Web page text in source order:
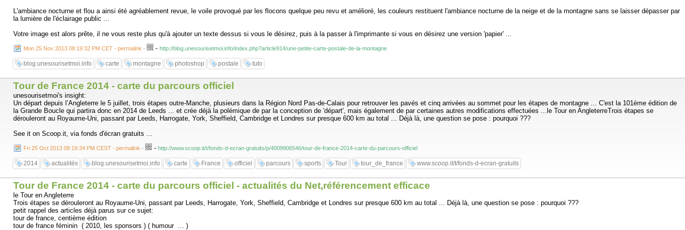
L'ambiance nocturne et flou a ainsi été agréablement revue, le voile provoqué par les flocons quelque peu revu et amélioré, les couleurs restituent l'ambiance nocturne de la neige et de la montagne sans se laisser dépasser par
la lumière de l'éclairage public ...
Votre image est alors prête, il ne vous reste plus qu'à ajouter un texte dessus si vous le désirez, puis à la passer à l'imprimante si vous en désirez une version 'papier' ...
Mon 25 Nov 2013 08:19:32 PM CET - permalink - - http://blog.unesourisetmoi.info/index.php?article914/une-petite-carte-postale-de-la-montagne
blog.unesourisetmoi.info carte montagne photoshop postale tuto
Tour de France 2014 - carte du parcours officiel
unesourisetmoi's insight:
Un départ depuis l’Angleterre le 5 juillet, trois étapes outre-Manche, plusieurs dans la Région Nord Pas-de-Calais pour retrouver les pavés et cinq arrivées au sommet pour les étapes de montagne ... C'est la 101ème édition de
la Grande Boucle qui partira donc en 2014 de Leeds ... et crée déjà la polémique de par la conception de 'départ', mais également de par certaines autres modifications effectuées ...le Tour en AngleterreTrois étapes se
dérouleront au Royaume-Uni, passant par Leeds, Harrogate, York, Sheffield, Cambridge et Londres sur presque 600 km au total ... Déjà là, une question se pose : pourquoi ???
See it on Scoop.it, via fonds d'écran gratuits ...
Fri 25 Oct 2013 08:19:34 PM CEST - permalink - - http://www.scoop.it/t/fonds-d-ecran-gratuits/p/4009906546/tour-de-france-2014-carte-du-parcours-officiel
2014 actualités blog.unesourisetmoi.info carte France officiel parcours sports Tour tour_de_france www.scoop.it/t/fonds-d-ecran-gratuits
Tour de France 2014 - carte du parcours officiel - actualités du Net,référencement efficace
le Tour en Angleterre
Trois étapes se dérouleront au Royaume-Uni, passant par Leeds, Harrogate, York, Sheffield, Cambridge et Londres sur presque 600 km au total ... Déjà là, une question se pose : pourquoi ???
petit rappel des articles déjà parus sur ce sujet:
tour de france, centième édition
tour de france féminin ( 2010, les sponsors ) ( humour ... )